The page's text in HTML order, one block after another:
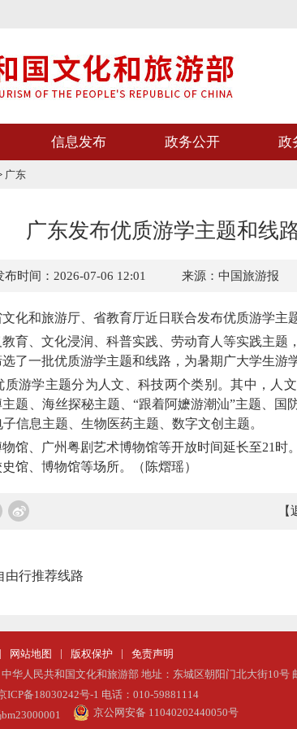
信息发布 政务公开 政
广东
广东发布优质游学主题和线路
布时间：2026-07-06 12:01 来源：中国旅游报
和旅游厅、省教育厅近日联合发布优质游学主题
、文化浸润、科普实践、劳动育人等实践主题
了一批优质游学主题和线路，为暑期广大学生游
学主题分为人文、科技两个类别。其中，人
题、海丝探秘主题、“跟着阿嬷游潮汕”主题、国
信息主题、生物医药主题、数字文创主题。
、广州粤剧艺术博物馆等开放时间延长至21时
馆、博物馆等场所。（陈熠瑶）
【
由行推荐线路